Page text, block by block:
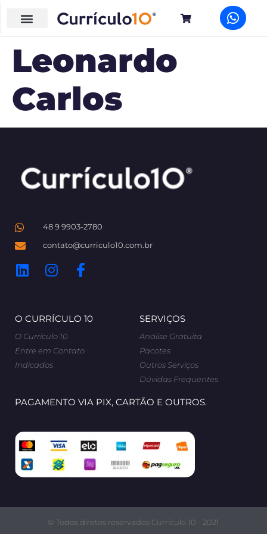
Leonardo
Carlos
48 9 9903-2780
contato@curriculo10.com.br
O CURRÍCULO 10
O Currículo 10
Entre em Contato
Indicados
SERVIÇOS
Análise Gratuita
Pacotes
Outros Serviços
Dúvidas Frequentes
PAGAMENTO VIA PIX, CARTÃO E OUTROS.
© Todos diretos reservados Currículo 10 - 2021